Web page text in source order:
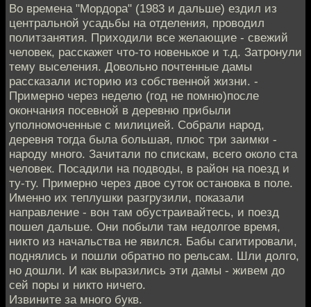
Во времена "Мордора" (1983 и дальше) ездил из
центральной усадьбы на отделения, проводил
политзанятия. Приходили все желающие - свежий
человек, расскажет что-то новенькое и т.д. Затронули
тему выселения. Довольно почтенные дамы
рассказали историю из собственной жизни. -
Примерно через неделю (год не помню)после
окончания посевной в деревню прибыли
уполномоченные с милицией. Собрали народ,
деревня тогда была большая, плюс три заимки -
народу много. Зачитали по спискам, всего около ста
человек. Посадили на подводы, в район на поезд и
ту-ту. Примерно через двое суток остановка в поле.
Именно их теплушки разгрузили, показали
направление - вон там обустраивайтесь, и поезд
пошел дальше. Они побыли там недолгое время,
никто из начальства не явился. Бабы сагитировали,
поднялись и пошли обратно по рельсам. Шли долго,
но дошли. И как выразились эти дамы - живем до
сей поры и никто ничего.
Извините за много букв.